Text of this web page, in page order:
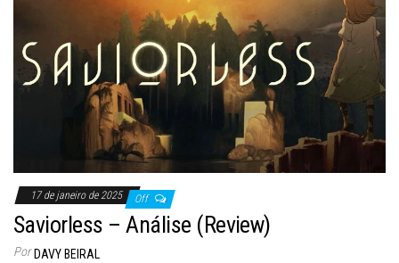
17 de janeiro de 2025 Off
Saviorless – Análise (Review)
Por DAVY BEIRAL